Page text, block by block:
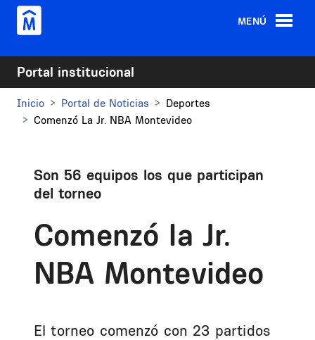
Pasar al contenido principal
MENÚ
Portal institucional
Inicio Portal de Noticias
Deportes
Comenzó La Jr. NBA Montevideo
Son 56 equipos los que participan
del torneo
Comenzó la Jr.
NBA Montevideo
El torneo comenzó con 23 partidos